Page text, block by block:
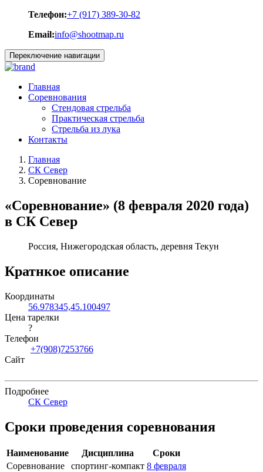
Телефон:+7 (917) 389-30-82
Email:info@shootmap.ru
Переключение навигации
Главная
Соревнования
Стендовая стрельба
Практическая стрельба
Стрельба из лука
Контакты
Главная
СК Север
Соревнование
«Соревнование» (8 февраля 2020 года)
в СК Север
Россия, Нижегородская область, деревня Текун
Кратнкое описание
Координаты
56.978345,45.100497
Цена тарелки
?
Телефон
+7(908)7253766
Сайт
Подробнее
СК Север
Сроки проведения соревнования
Наименование Дисциплина
Сроки
Соревнование
спортинг-компакт 8 февраля